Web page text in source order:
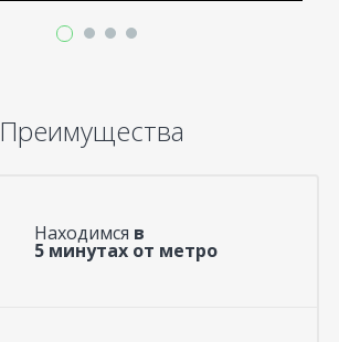
Преимущества
Находимся в
5 минутах от метро